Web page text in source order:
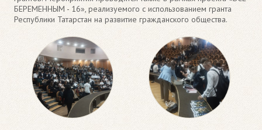
БЕРЕМЕННЫМ - 16», реализуемого с использованием гранта
Республики Татарстан на развитие гражданского общества.